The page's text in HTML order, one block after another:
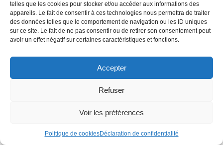
telles que les cookies pour stocker et/ou accéder aux informations des
appareils. Le fait de consentir à ces technologies nous permettra de traiter
des données telles que le comportement de navigation ou les ID uniques
sur ce site. Le fait de ne pas consentir ou de retirer son consentement peut
avoir un effet négatif sur certaines caractéristiques et fonctions.
Accepter
Refuser
Voir les préférences
Politique de cookiesDéclaration de confidentialité
(insulinothérapie fonctionnelle)
Nutrition
Praticiens